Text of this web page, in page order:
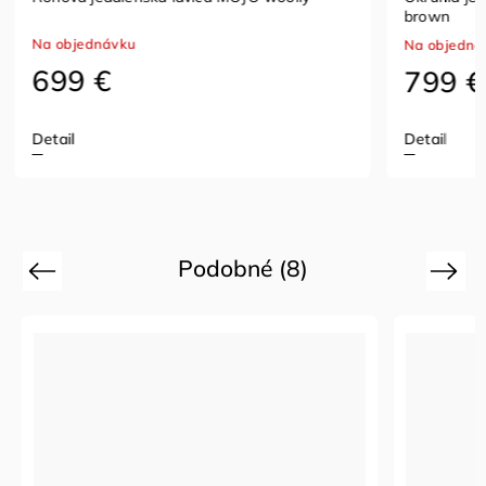
Na objednávku
799 €
Detail
NA
1
Do košíka
Podobné (8)
Previous Next